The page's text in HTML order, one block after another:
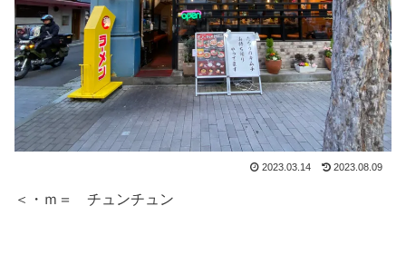
2023.03.14 2023.08.09
＜・ｍ＝ チュンチュン